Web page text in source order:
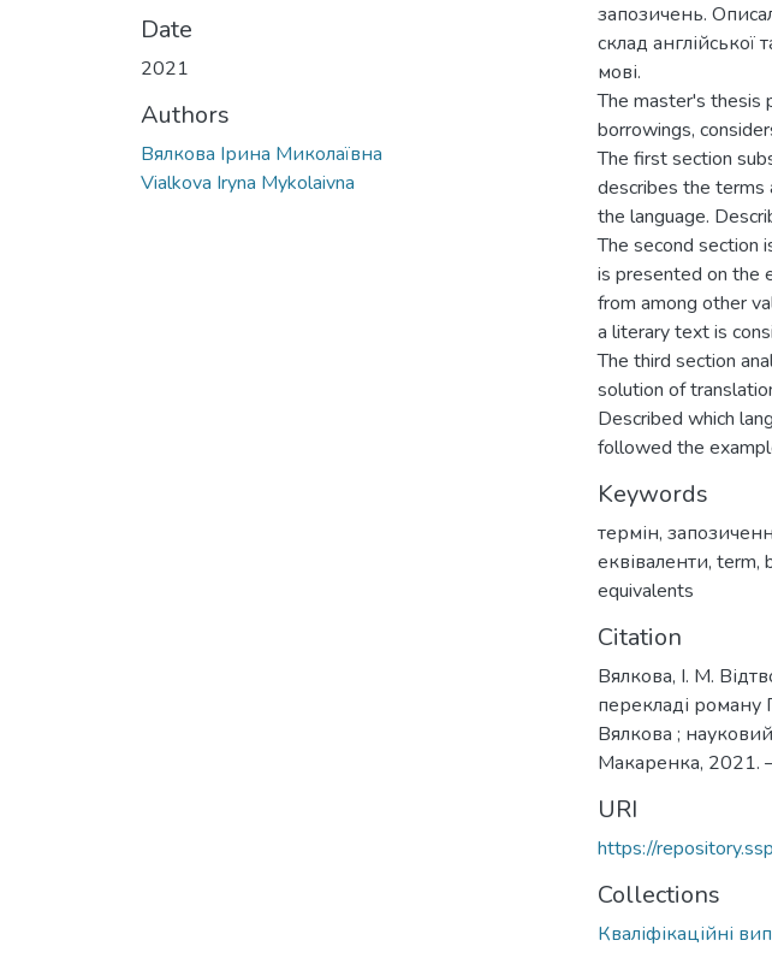
Date
2021
Authors
Вялкова Ірина Миколаївна
Vialkova Iryna Mykolaivna
запозичень.
склад
мові.
The master's thesis
borrowings,
The first section
describes the terms
the language.
The second section
is presented on the
from among other
a literary text is
The third section
solution of
Described which
followed the
Keywords
термін,
еквіваленти, term,
equivalents
Citation
Вялкова, І. М.
перекладі роману
Вялкова ;
Макаренка, 2021.
URI
https://
Collections
Кваліфікаційні